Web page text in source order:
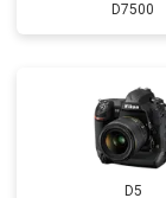
D7500
D5